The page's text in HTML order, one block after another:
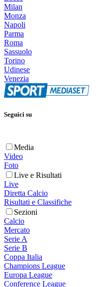
Milan
Monza
Napoli
Parma
Roma
Sassuolo
Torino
Udinese
Venezia
Seguici su
Media
Video
Foto
Live e Risultati
Live
Diretta Calcio
Risultati e Classifiche
Sezioni
Calcio
Mercato
Serie A
Serie B
Coppa Italia
Champions League
Europa League
Conference League